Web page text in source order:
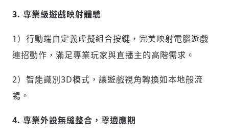
3. 專業級遊戲映射體驗
1）行動端自定義虛擬組合按鍵，完美映射電腦遊戲
連招動作，滿足專業玩家與直播主的高階需求。
2）智能識別3D模式，讓遊戲視角轉換如本地般流
暢。
4. 專業外設無縫整合，零適應期